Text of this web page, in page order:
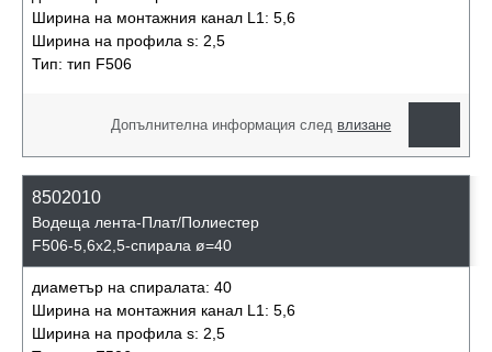
Ширина на монтажния канал L1: 5,6
Ширина на профила s: 2,5
Тип: тип F506
Допълнителна информация след влизане
8502010
Водеща лента-Плат/Полиестер
F506-5,6x2,5-спирала ø=40
диаметър на спиралата: 40
Ширина на монтажния канал L1: 5,6
Ширина на профила s: 2,5